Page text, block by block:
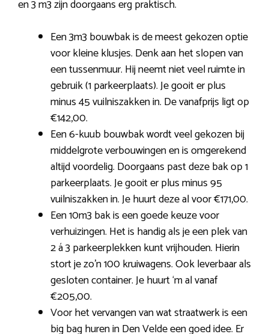
en 3 m3 zijn doorgaans erg praktisch.
Een 3m3 bouwbak is de meest gekozen optie
voor kleine klusjes. Denk aan het slopen van
een tussenmuur. Hij neemt niet veel ruimte in
gebruik (1 parkeerplaats). Je gooit er plus
minus 45 vuilniszakken in. De vanafprijs ligt op
€142,00.
Een 6-kuub bouwbak wordt veel gekozen bij
middelgrote verbouwingen en is omgerekend
altijd voordelig. Doorgaans past deze bak op 1
parkeerplaats. Je gooit er plus minus 95
vuilniszakken in. Je huurt deze al voor €171,00.
Een 10m3 bak is een goede keuze voor
verhuizingen. Het is handig als je een plek van
2 á 3 parkeerplekken kunt vrijhouden. Hierin
stort je zo’n 100 kruiwagens. Ook leverbaar als
gesloten container. Je huurt ‘m al vanaf
€205,00.
Voor het vervangen van wat straatwerk is een
big bag huren in Den Velde een goed idee. Er